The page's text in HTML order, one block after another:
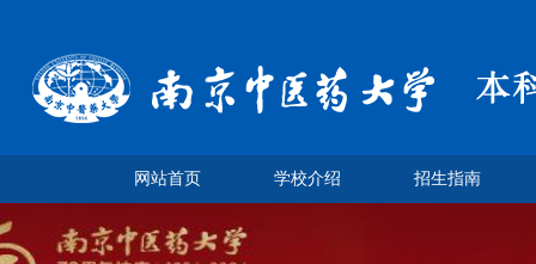
网站首页 学校介绍 招生指南